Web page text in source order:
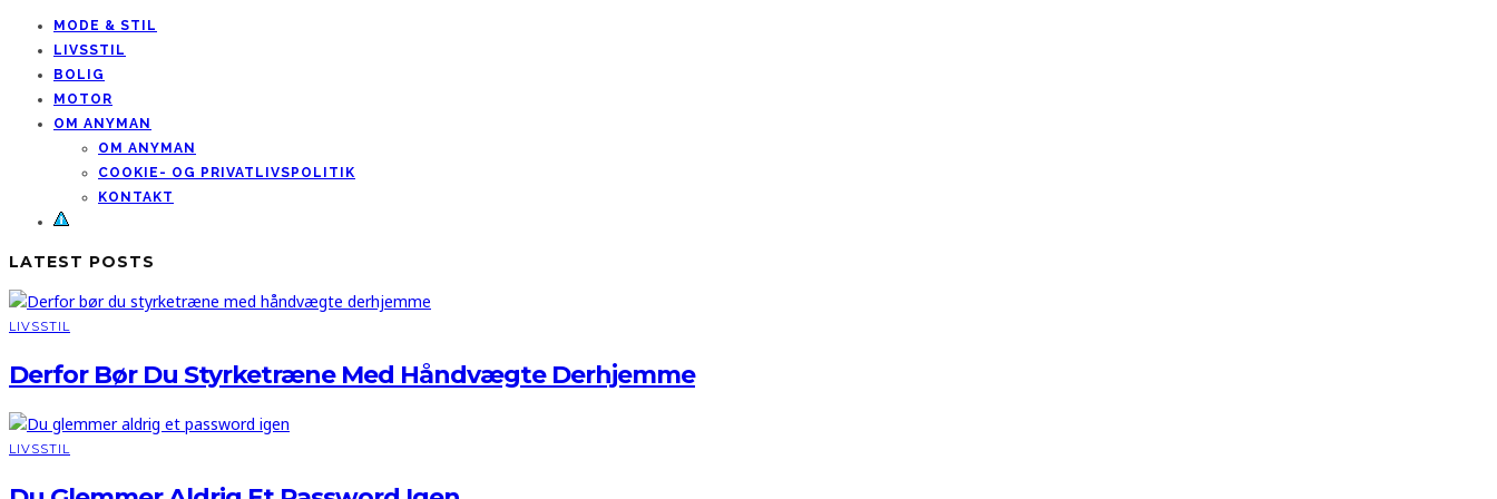
MODE & STIL
LIVSSTIL
BOLIG
MOTOR
OM ANYMAN
OM ANYMAN
COOKIE- OG PRIVATLIVSPOLITIK
KONTAKT
LATEST POSTS
LIVSSTIL
Derfor Bør Du Styrketræne Med Håndvægte Derhjemme
LIVSSTIL